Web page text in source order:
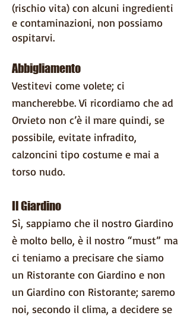
(rischio vita) con alcuni ingredienti
e contaminazioni, non possiamo
ospitarvi.
Abbigliamento
Vestitevi come volete; ci
mancherebbe. Vi ricordiamo che ad
Orvieto non c’è il mare quindi, se
possibile, evitate infradito,
calzoncini tipo costume e mai a
torso nudo.
Il Giardino
Sì, sappiamo che il nostro Giardino
è molto bello, è il nostro “must” ma
ci teniamo a precisare che siamo
un Ristorante con Giardino e non
un Giardino con Ristorante; saremo
noi, secondo il clima, a decidere se